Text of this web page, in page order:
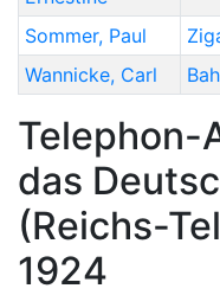
Sommer, Paul
Wannicke, Carl
Telephon-
das
(Reichs-
1924